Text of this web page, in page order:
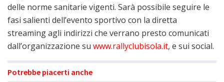
delle norme sanitarie vigenti. Sarà possibile seguire le
fasi salienti dell’evento sportivo con la diretta
streaming agli indirizzi che verrano presto comunicati
dall’organizzazione su www.rallyclubisola.it, e sui social.
Potrebbe piacerti anche